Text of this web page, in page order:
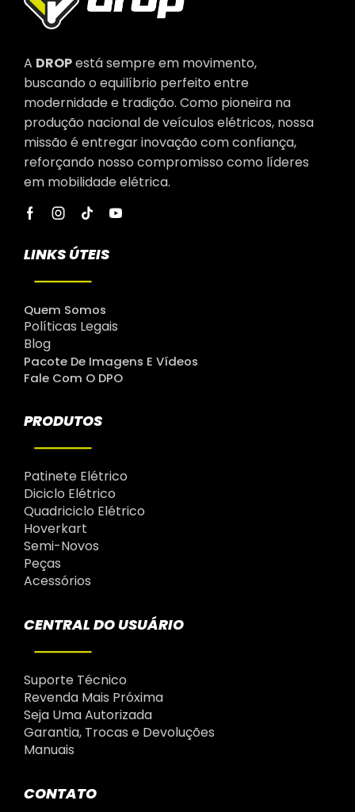
A DROPestá sempre em movimento,
buscando o equilíbrio perfeito entre
modernidade e tradição. Como pioneira na
produção nacional de veículos elétricos, nossa
missão é entregar inovação com confiança,
reforçando nosso compromisso como líderes
em mobilidade elétrica.
LINKS ÚTEIS
Quem Somos
Políticas Legais
Blog
Pacote De Imagens E Vídeos
Fale Com O DPO
PRODUTOS
Patinete Elétrico
Diciclo Elétrico
Quadriciclo Elétrico
Hoverkart
Semi-Novos
Peças
Acessórios
CENTRAL DO USUÁRIO
Suporte Técnico
Revenda Mais Próxima
Seja Uma Autorizada
Garantia, Trocas e Devoluções
Manuais
CONTATO